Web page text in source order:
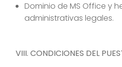
Dominio de MS Office y
administrativas legales.
VIII. CONDICIONES DEL